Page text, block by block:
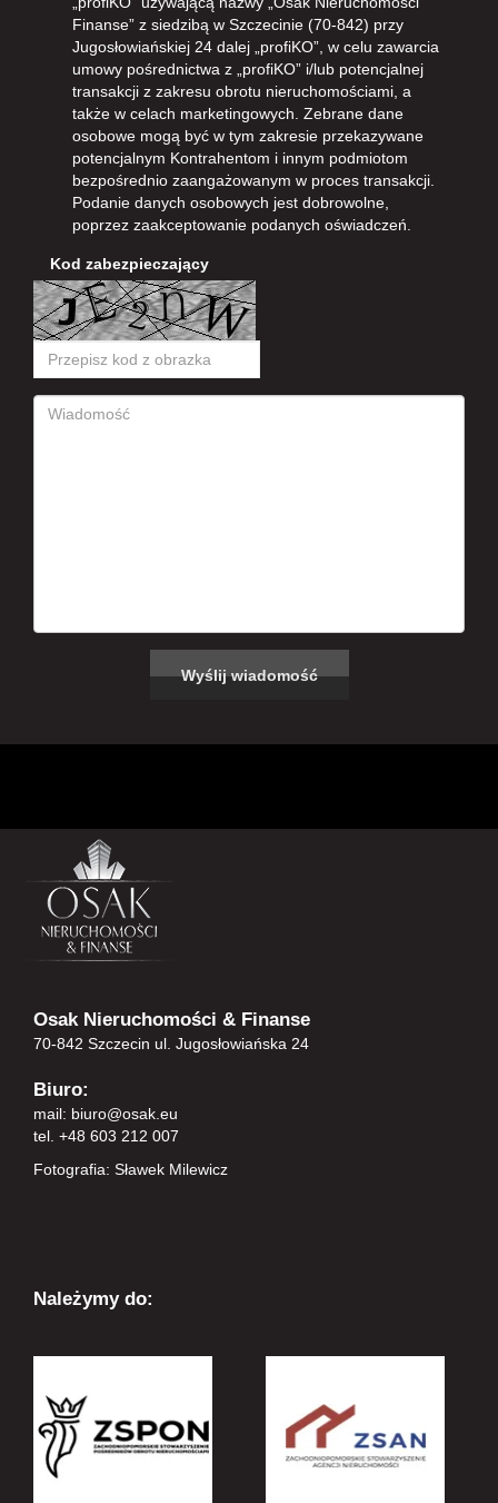
Finanse” z siedzibą w Szczecinie (70-842) przy
Jugosłowiańskiej 24 dalej „profiKO”, w celu zawarcia
umowy pośrednictwa z „profiKO” i/lub potencjalnej
transakcji z zakresu obrotu nieruchomościami, a
także w celach marketingowych. Zebrane dane
osobowe mogą być w tym zakresie przekazywane
potencjalnym Kontrahentom i innym podmiotom
bezpośrednio zaangażowanym w proces transakcji.
Podanie danych osobowych jest dobrowolne,
poprzez zaakceptowanie podanych oświadczeń.
Kod zabezpieczający
Osak Nieruchomości & Finanse
70-842 Szczecin ul. Jugosłowiańska 24
Biuro:
mail: biuro@osak.eu
tel. +48 603 212 007
Fotografia: Sławek Milewicz
Należymy do: